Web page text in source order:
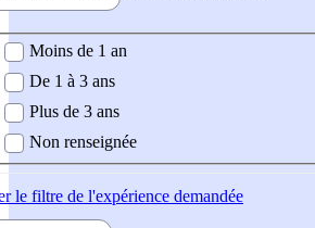
demandée
Moins de 1 an
De 1 à 3 ans
Plus de 3 ans
Non renseignée
le filtre de l'expérience demandée